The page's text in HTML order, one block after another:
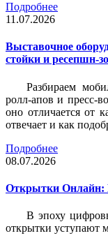
Подробнее
11.07.2026
Выставочное
стойки и ресепшн-
Разбираем
ролл-апов и пресс-
оно отличается от
отвечает и как
Подробнее
08.07.2026
Открытки Онлайн:
В эпоху
открытки уступают